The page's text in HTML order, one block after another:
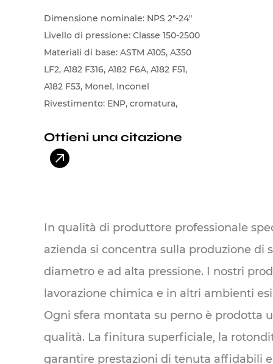
Dimensione nominale: NPS 2"-24"
Livello di pressione: Classe 150-2500
Materiali di base: ASTM A105, A350
LF2, A182 F316, A182 F6A, A182 F51,
A182 F53, Monel, Inconel
Rivestimento: ENP, cromatura,
cromo, leghe a base di cobalto,
leghe a base di nichel
Ottieni una citazione
In qualità di produttore professionale
azienda si concentra sulla produzione di
diametro e ad alta pressione. I nostri
lavorazione chimica e in altri ambienti
Ogni sfera montata su perno è prodotta
qualità. La finitura superficiale, la
garantire prestazioni di tenuta affidabili